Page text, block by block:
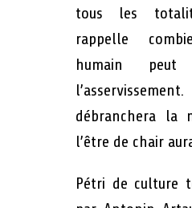
tous les
rappelle
humain
débranchera la
l’être de chair
Pétri de culture